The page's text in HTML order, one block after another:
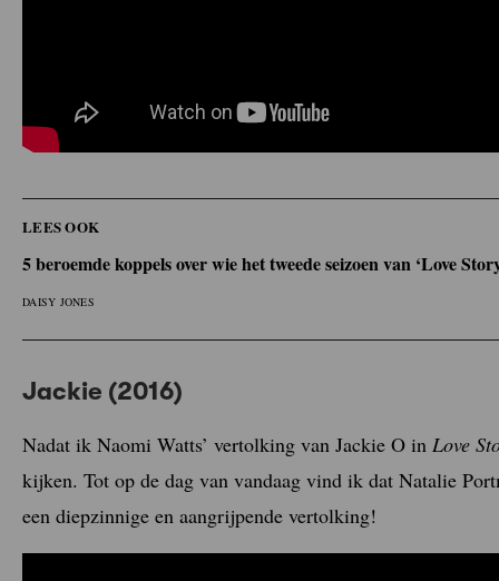
LEES OOK
5 beroemde koppels over wie het tweede seizoen van ‘Love
DAISY JONES
Jackie (2016)
Nadat ik Naomi Watts’ vertolking van Jackie O in Love
kijken. Tot op de dag van vandaag vind ik dat Natalie
een diepzinnige en aangrijpende vertolking!